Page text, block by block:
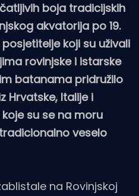
boja tradicijskih
akvatorija po 19.
koji su uživali
rovinjske i istarske
batanama pridružilo
Hrvatske, Italije i
su se na moru
veselo
na Rovinjskoj